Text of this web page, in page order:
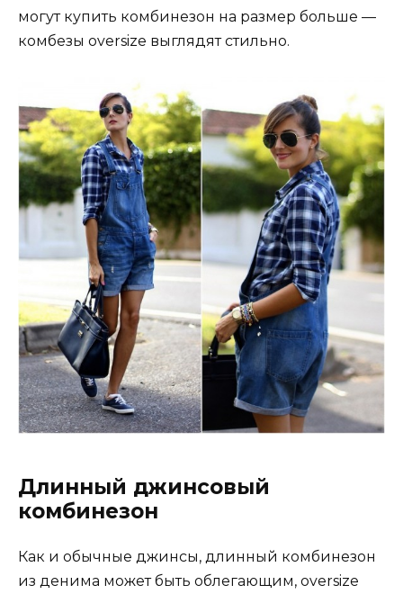
могут купить комбинезон на размер больше —
комбезы oversize выглядят стильно.
Длинный джинсовый
комбинезон
Как и обычные джинсы, длинный комбинезон
из денима может быть облегающим, oversize